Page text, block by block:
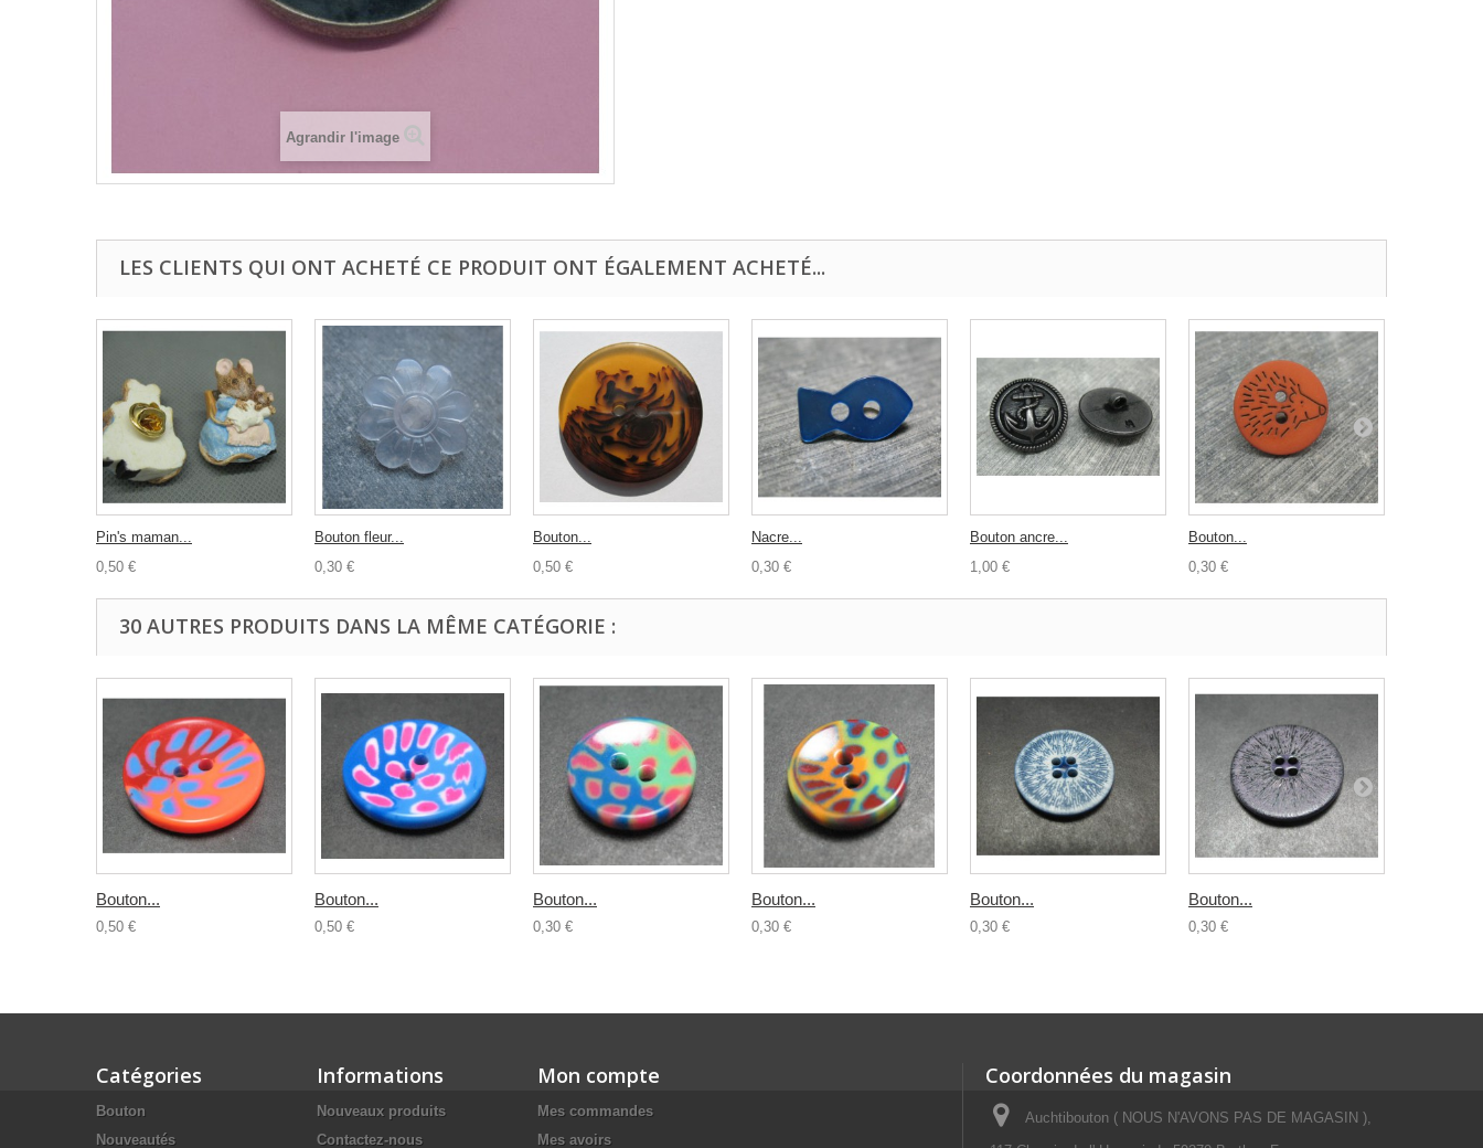
Agrandir l'image
LES CLIENTS QUI ONT ACHETÉ CE PRODUIT ONT ÉGALEMENT ACHETÉ...
Pin's maman...
0,50 €
Bouton fleur...
0,30 €
Bouton...
0,50 €
Nacre...
0,30 €
Bouton ancre...
1,00 €
Bouton...
0,30 €
30 AUTRES PRODUITS DANS LA MÊME CATÉGORIE :
Bouton...
0,50 €
Bouton...
0,50 €
Bouton...
0,30 €
Bouton...
0,30 €
Bouton...
0,30 €
Bouton...
0,30 €
Catégories
Bouton
Nouveautés
Informations
Nouveaux produits
Contactez-nous
Mon compte
Mes commandes
Mes avoirs
Coordonnées du magasin
Auchtibouton ( NOUS N'AVONS PAS DE MAGASIN ),